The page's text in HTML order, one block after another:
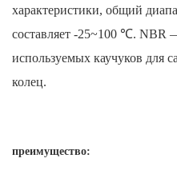
характеристики, общий
составляет -25~100 ℃. NBR
используемых каучуков для
колец.
преимущество: